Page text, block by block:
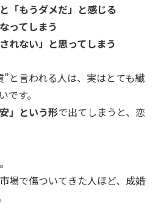
「もうダメだ」と感じる
ってしまう
れない」と思ってしまう
と言われる人は、実はとても繊
す。
」という形で出てしまうと、恋
場で傷ついてきた人ほど、成婚